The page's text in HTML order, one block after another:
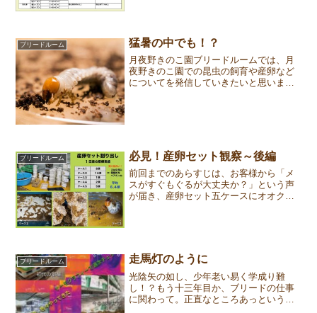
きだろうか。クワカブ研究...
ブリードルーム 猛暑の中でも！？
月夜野きのこ園ブリードルームでは、月
夜野きのこ園での昆虫の飼育や産卵など
についてを発信していきたいと思いま
ブリードルーム 必見！産卵セット観察～後編
前回までのあらすじは、お客様から「メ
スがすぐもぐるが大丈夫か？」という声
が届き、産卵セット五ケースにオオクワ
ブリードルーム 走馬灯のように
光陰矢の如し、少年老い易く学成り難
し！？もう十三年目か、ブリードの仕事
に関わって。正直なところあっという間